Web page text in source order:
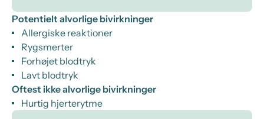
Potentielt alvorlige bivirkninger
Allergiske reaktioner
Rygsmerter
Forhøjet blodtryk
Lavt blodtryk
Oftest ikke alvorlige bivirkninger
Hurtig hjerterytme